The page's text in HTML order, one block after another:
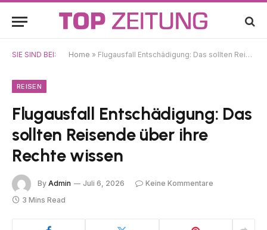
SIE SIND BEI: Home » Flugausfall Entschädigung: Das sollten Reisende über ihre Rechte wissen
REISEN
Flugausfall Entschädigung: Das
sollten Reisende über ihre
Rechte wissen
By Admin Juli 6, 2026
Keine Kommentare
3 Mins Read